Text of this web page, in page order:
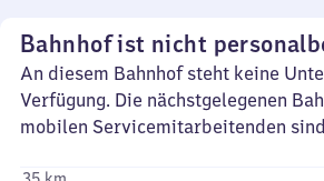
Bahnhof ist nicht
An diesem Bahnhof steht keine
Verfügung. Die nächstgelegenen
mobilen Servicemitarbeitenden